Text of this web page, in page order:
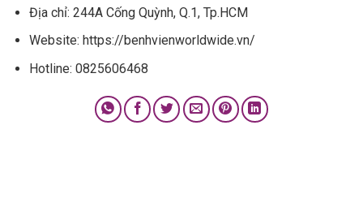
Địa chỉ: 244A Cống Quỳnh, Q.1, Tp.HCM
Website: https://benhvienworldwide.vn/
Hotline: 0825606468